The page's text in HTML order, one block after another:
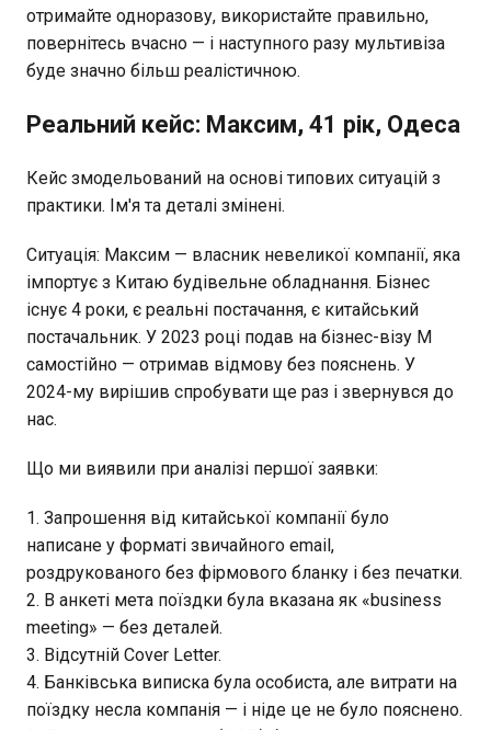
отримайте одноразову, використайте правильно,
повернітесь вчасно — і наступного разу мультивіза
буде значно більш реалістичною.
Реальний кейс: Максим, 41 рік, Одеса
Кейс змодельований на основі типових ситуацій з
практики. Ім'я та деталі змінені.
Ситуація: Максим — власник невеликої компанії, яка
імпортує з Китаю будівельне обладнання. Бізнес
існує 4 роки, є реальні постачання, є китайський
постачальник. У 2023 році подав на бізнес-візу M
самостійно — отримав відмову без пояснень. У
2024-му вирішив спробувати ще раз і звернувся до
нас.
Що ми виявили при аналізі першої заявки:
Запрошення від китайської компанії було
написане у форматі звичайного email,
роздрукованого без фірмового бланку і без печатки.
В анкеті мета поїздки була вказана як «business
meeting» — без деталей.
Відсутній Cover Letter.
Банківська виписка була особиста, але витрати на
поїздку несла компанія — і ніде це не було пояснено.